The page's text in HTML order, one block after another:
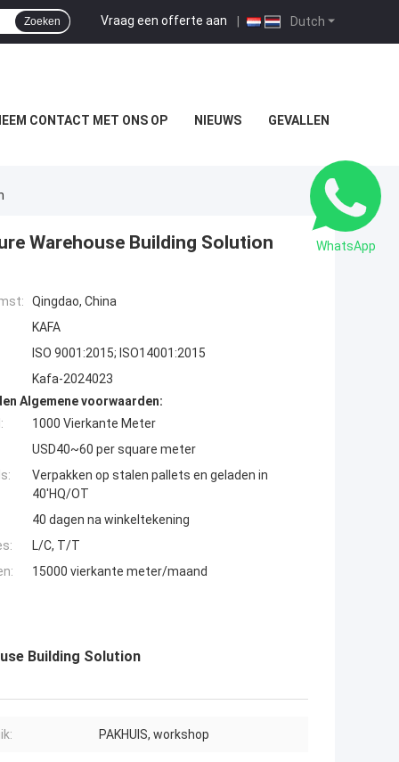
Dutch
Vraag een offerte aan |
Zoeken
CONTACT MET ONS OP NIEUWS GEVALLEN
Warehouse Building Solution
Qingdao, China
KAFA
ISO 9001:2015; ISO14001:2015
Kafa-2024023
Algemene voorwaarden:
1000 Vierkante Meter
USD40~60 per square meter
Verpakken op stalen pallets en geladen in
40'HQ/OT
40 dagen na winkeltekening
L/C, T/T
15000 vierkante meter/maand
Building Solution
PAKHUIS, workshop
WhatsApp